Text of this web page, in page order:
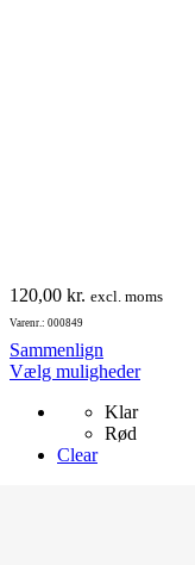
120,00 kr. excl. moms
Varenr.: 000849
Sammenlign
Vælg mulighederDette
Klar
Rød
Clear